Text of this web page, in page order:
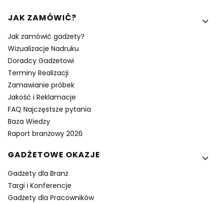
Linki w stopce
JAK ZAMÓWIĆ?
Jak zamówić gadżety?
Wizualizacje Nadruku
Doradcy Gadżetowi
Terminy Realizacji
Zamawianie próbek
Jakość i Reklamacje
FAQ Najczęstsze pytania
Baza Wiedzy
Raport branżowy 2026
GADŻETOWE OKAZJE
Gadżety dla Branż
Targi i Konferencje
Gadżety dla Pracowników